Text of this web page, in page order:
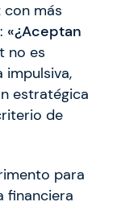
con más
«¿Aceptan
no es
impulsiva,
estratégica
de
para
financiera